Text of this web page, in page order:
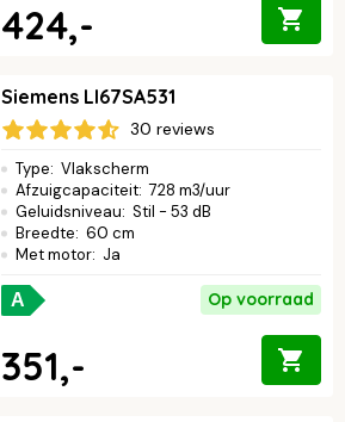
424,-
Siemens LI67SA531
30 reviews
Type: Vlakscherm
Afzuigcapaciteit: 728 m3/uur
Geluidsniveau: Stil - 53 dB
Breedte: 60 cm
Met motor: Ja
A Op voorraad
351,-